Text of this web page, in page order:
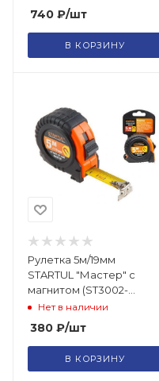
740 ₽/шт
В КОРЗИНУ
Рулетка 5м/19мм
STARTUL "Мастер" с
магнитом (ST3002-
0519М)
Нет в наличии
380 ₽/шт
В КОРЗИНУ